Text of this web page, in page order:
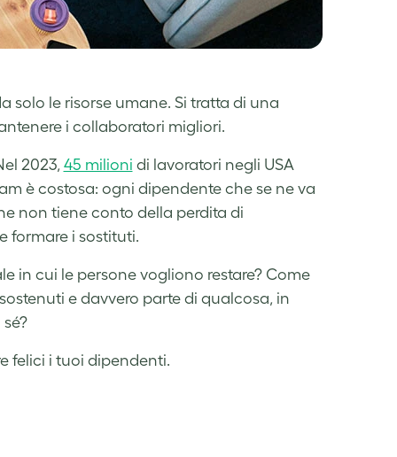
le risorse umane. Si tratta di una
i collaboratori migliori.
2023, 45 milioni di lavoratori negli USA
è costosa: ogni dipendente che se ne va
non tiene conto della perdita di
formare i sostituti.
in cui le persone vogliono restare? Come
e davvero parte di qualcosa, in
felici i tuoi dipendenti.